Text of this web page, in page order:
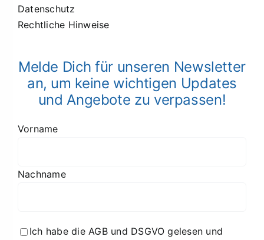
Datenschutz
Rechtliche Hinweise
Melde Dich für unseren Newsletter
an, um keine wichtigen Updates
und Angebote zu verpassen!
Vorname
Nachname
Ich habe die AGB und DSGVO gelesen und